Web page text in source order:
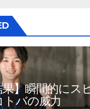
果】瞬間的にス
トバの威力